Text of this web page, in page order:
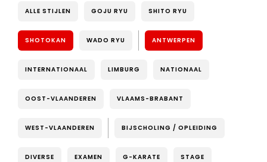
ALLE STIJLEN GOJU RYU SHITO RYU
SHOTOKAN WADO RYU ANTWERPEN
INTERNATIONAAL LIMBURG NATIONAAL
OOST-VLAANDEREN VLAAMS-BRABANT
WEST-VLAANDEREN BIJSCHOLING / OPLEIDING
DIVERSE EXAMEN G-KARATE STAGE